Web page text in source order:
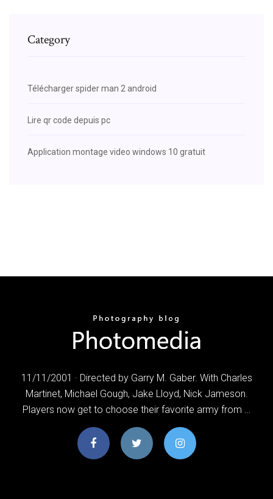
Category
Télécharger spider man 2 android
Lire qr code depuis pc
Application montage video windows 10 gratuit
11/11/2001 · Directed by Garry M. Gaber. With Charles
Martinet, Michael Gough, Jake Lloyd, Nick Jameson.
Players now get to choose their favorite army from …